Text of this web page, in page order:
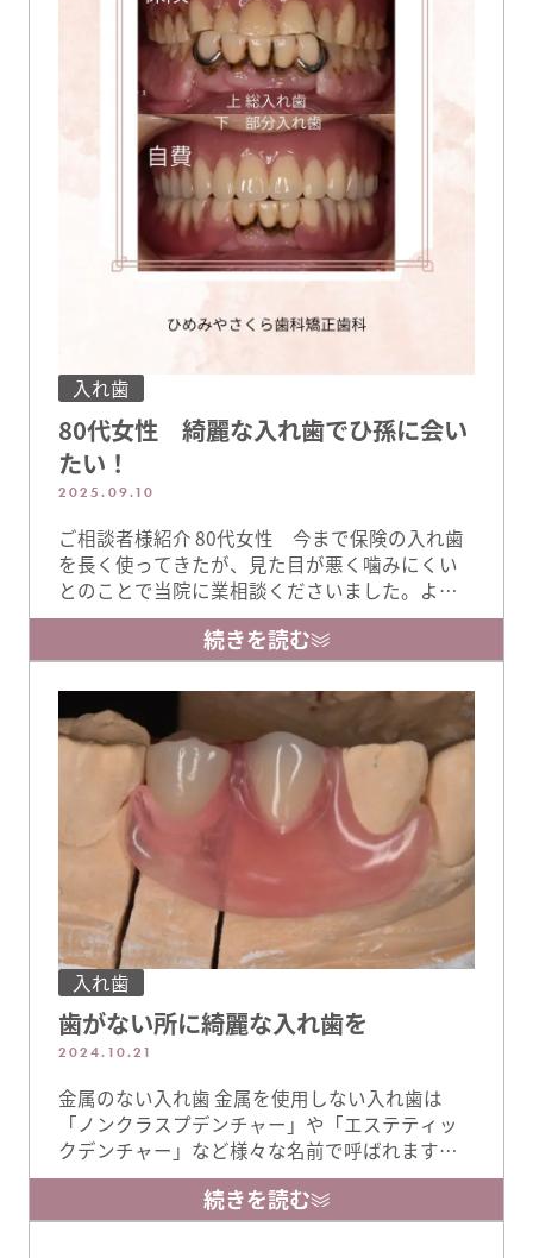
入れ歯
80代女性 綺麗な入れ歯でひ孫に会い
たい！
2025.09.10
ご相談者様紹介 80代女性 今まで保険の入れ歯
を長く使ってきたが、見た目が悪く噛みにくい
とのことで当院に業相談くださいました。よく
お話を伺うと、数ヶ月後にひ孫が生まれるため
綺麗なお顔でみんなに会いたいとの事でした。
素敵な笑顔で遠く離れたご家族様に会って欲し
いと思い上下の入れ歯作製をお引き受けさせて
頂きました。 長く使用された保険の入れ歯 長い
こと使用された他 …
続きを読む
入れ歯
歯がない所に綺麗な入れ歯を
2024.10.21
金属のない入れ歯 金属を使用しない入れ歯は
「ノンクラスプデンチャー」や「エステティッ
クデンチャー」など様々な名前で呼ばれますが
多くは金属を使用しない、また少量の金属を部
分的に使用した入れ歯になります。 セラミック
治療と相性の良い治療 金属のない入れ歯はセラ
続きを読む